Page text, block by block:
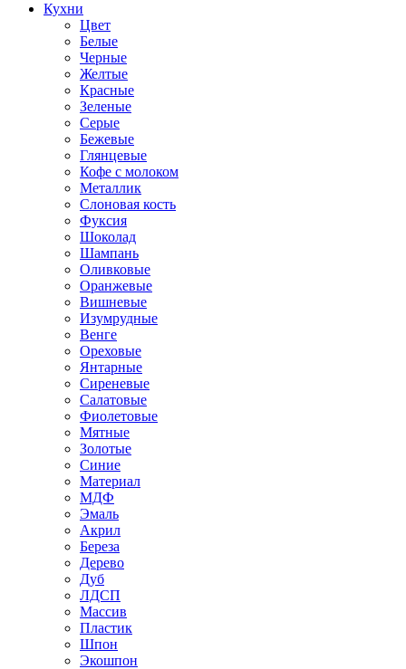
Кухни
Цвет
Белые
Черные
Желтые
Красные
Зеленые
Серые
Бежевые
Глянцевые
Кофе с молоком
Металлик
Слоновая кость
Фуксия
Шоколад
Шампань
Оливковые
Оранжевые
Вишневые
Изумрудные
Венге
Ореховые
Янтарные
Сиреневые
Салатовые
Фиолетовые
Мятные
Золотые
Синие
Материал
МДФ
Эмаль
Акрил
Береза
Дерево
Дуб
ЛДСП
Массив
Пластик
Шпон
Экошпон